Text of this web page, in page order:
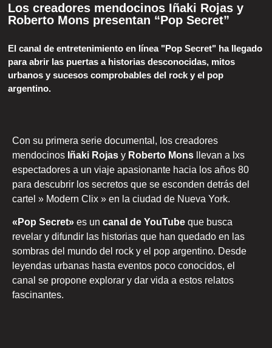
Los creadores mendocinos Iñaki Rojas y
Roberto Mons presentan “Pop Secret”
El canal de entretenimiento en línea "Pop Secret" ha llegado
para abrir las puertas a historias desconocidas, mitos
urbanos y sucesos comprobables del rock y el pop
argentino.
Con su primera serie documental, los creadores
mendocinos Iñaki Rojas y Roberto Mons llevan a lxs
espectadores a un viaje apasionante hacia los años 80
para descubrir los secretos que se esconden detrás del
cartel » Modern Clix » en la ciudad de Nueva York.
«Pop Secret» es un canal de YouTube que busca
revelar y difundir las historias que han quedado en las
sombras del mundo del rock y el pop argentino. Desde
leyendas urbanas hasta eventos poco conocidos, el
canal se propone explorar y dar vida a estos relatos
fascinantes.